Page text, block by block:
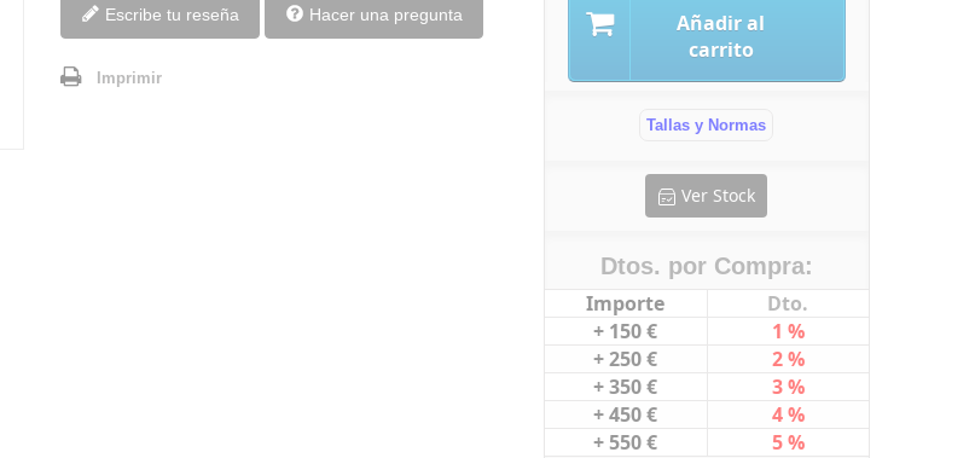
Escribe tu reseña Hacer una pregunta
Imprimir
Añadir al
carrito
Tallas y Normas
Ver Stock
Dtos. por Compra:
Importe
Dto.
+ 150 €
1 %
+ 250 €
2 %
+ 350 €
3 %
+ 450 €
4 %
+ 550 €
5 %